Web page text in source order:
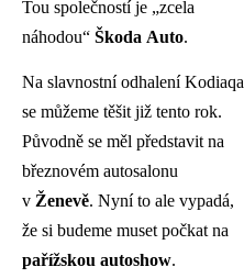
Tou společností je „zcela
náhodou“ Škoda Auto.
Na slavnostní odhalení Kodiaqa
se můžeme těšit již tento rok.
Původně se měl představit na
březnovém autosalonu
v Ženevě. Nyní to ale vypadá,
že si budeme muset počkat na
pařížskou autoshow.